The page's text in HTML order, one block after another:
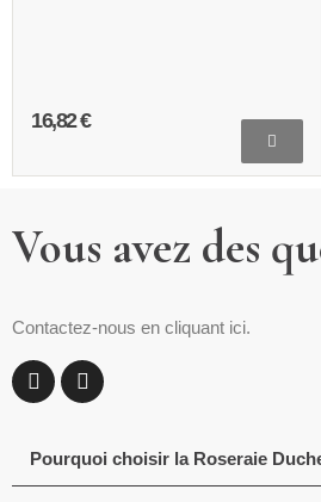
16,82 €
Vous avez des
Contactez-nous en cliquant ici.
Pourquoi choisir la Roseraie